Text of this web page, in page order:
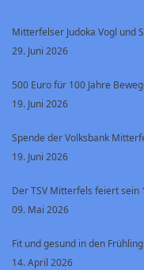
Mitterfelser Judoka Vogl und
29. Juni 2026
500 Euro für 100 Jahre
19. Juni 2026
Spende der Volksbank
19. Juni 2026
Der TSV Mitterfels feiert sein
09. Mai 2026
Fit und gesund in den
14. April 2026